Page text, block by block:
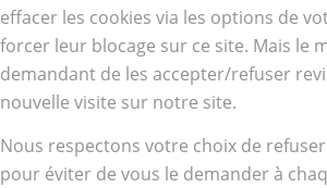
effacer les cookies via les options de
forcer leur blocage sur ce site. Mais le
demandant de les accepter/refuser
nouvelle visite sur notre site.
Nous respectons votre choix de
pour éviter de vous le demander à